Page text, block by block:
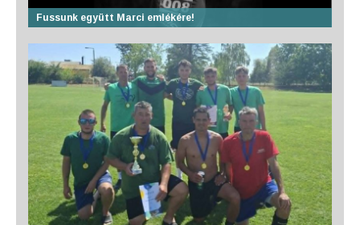
Fussunk együtt Marci emlékére!